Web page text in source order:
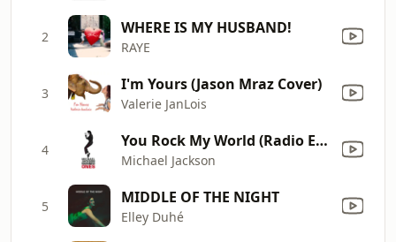
2 WHERE IS MY HUSBAND!
RAYE
3 I'm Yours (Jason Mraz Cover)
Valerie JanLois
4 You Rock My World (Radio Edit)
Michael Jackson
5 MIDDLE OF THE NIGHT
Elley Duhé